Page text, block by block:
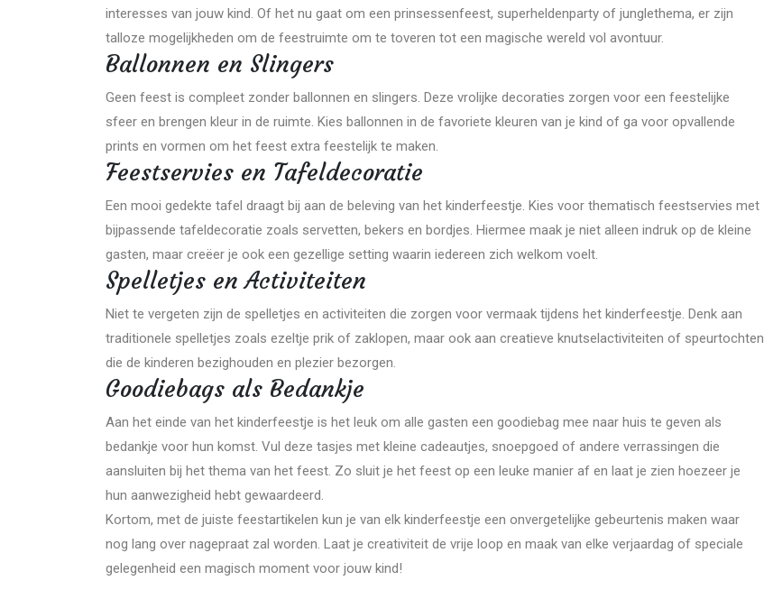
interesses van jouw kind. Of het nu gaat om een prinsessenfeest, superheldenparty of junglethema, er zijn
talloze mogelijkheden om de feestruimte om te toveren tot een magische wereld vol avontuur.
Ballonnen en Slingers
Geen feest is compleet zonder ballonnen en slingers. Deze vrolijke decoraties zorgen voor een feestelijke
sfeer en brengen kleur in de ruimte. Kies ballonnen in de favoriete kleuren van je kind of ga voor opvallende
prints en vormen om het feest extra feestelijk te maken.
Feestservies en Tafeldecoratie
Een mooi gedekte tafel draagt bij aan de beleving van het kinderfeestje. Kies voor thematisch feestservies met
bijpassende tafeldecoratie zoals servetten, bekers en bordjes. Hiermee maak je niet alleen indruk op de kleine
gasten, maar creëer je ook een gezellige setting waarin iedereen zich welkom voelt.
Spelletjes en Activiteiten
Niet te vergeten zijn de spelletjes en activiteiten die zorgen voor vermaak tijdens het kinderfeestje. Denk aan
traditionele spelletjes zoals ezeltje prik of zaklopen, maar ook aan creatieve knutselactiviteiten of speurtochten
die de kinderen bezighouden en plezier bezorgen.
Goodiebags als Bedankje
Aan het einde van het kinderfeestje is het leuk om alle gasten een goodiebag mee naar huis te geven als
bedankje voor hun komst. Vul deze tasjes met kleine cadeautjes, snoepgoed of andere verrassingen die
aansluiten bij het thema van het feest. Zo sluit je het feest op een leuke manier af en laat je zien hoezeer je
hun aanwezigheid hebt gewaardeerd.
Kortom, met de juiste feestartikelen kun je van elk kinderfeestje een onvergetelijke gebeurtenis maken waar
nog lang over nagepraat zal worden. Laat je creativiteit de vrije loop en maak van elke verjaardag of speciale
gelegenheid een magisch moment voor jouw kind!